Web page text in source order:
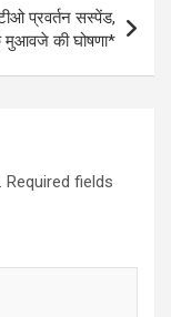
प्रवर्तन सस्पेंड,
की घोषणा*
Required fields